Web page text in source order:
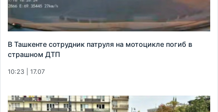
В Ташкенте сотрудник патруля на мотоцикле погиб в
страшном ДТП
10:23 | 17.07